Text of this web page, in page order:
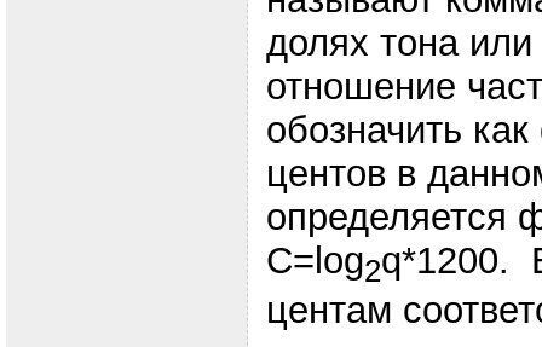
долях тона
отношение
обозначить
центов в
определяется
С=log2q*1200.
центам